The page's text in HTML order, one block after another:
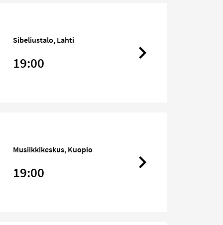
Sibeliustalo, Lahti
19:00
Musiikkikeskus, Kuopio
19:00